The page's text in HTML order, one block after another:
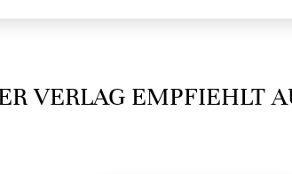
VERLAG EMPFIEHLT